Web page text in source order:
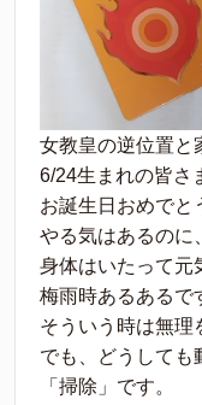
女教皇の逆位置と
6/24生まれの皆さ
お誕生日おめでと
やる気はあるのに
身体はいたって元
梅雨時あるあるで
そういう時は無理
でも、どうしても
「掃除」です。